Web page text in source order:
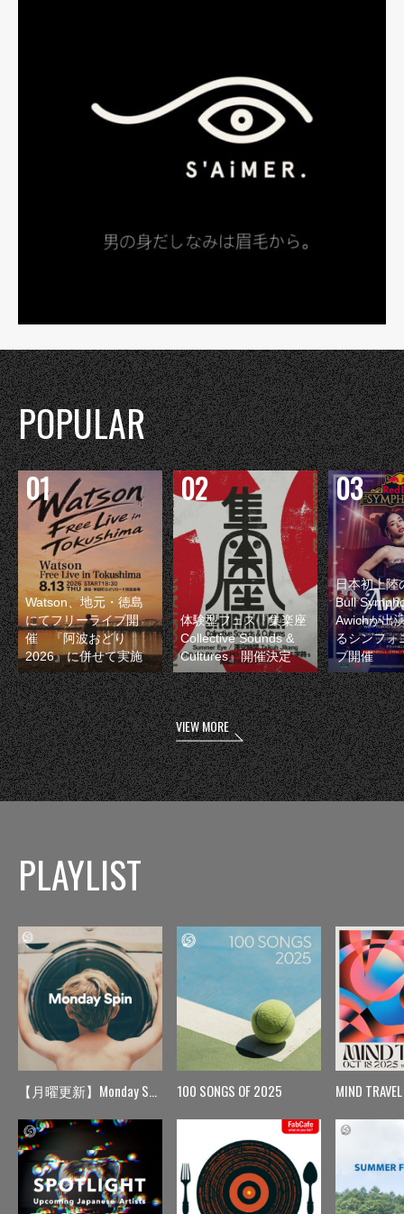
POPULAR
Watson、地元・徳島
にてフリーライブ開
催 『阿波おどり
2026』に併せて実施
体験型フェス『集楽座
Collective Sounds &
Cultures』開催決定
日本初上陸
Bull
Awichが出
るシンフォ
ブ開催
VIEW MORE
PLAYLIST
【月曜更新】Monday Spin 100 SONGS OF 2025 MIND TRAVEL